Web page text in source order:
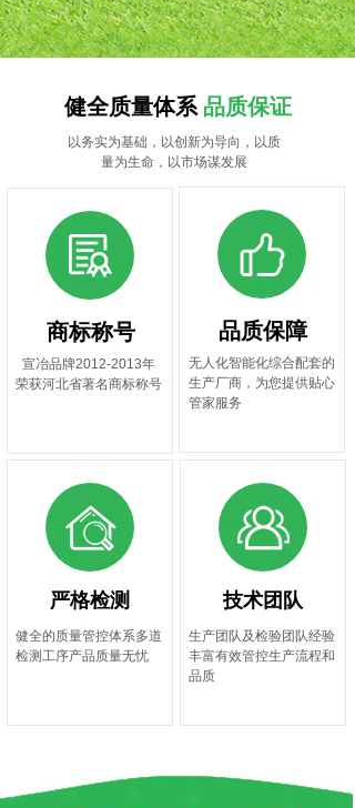
技术团队
生产团队及检验团队经验
丰富有效管控生产流程和
品质
品质保障
无人化智能化综合配套的
生产厂商，为您提供贴心
管家服务
健全的质量管控体系多道
检测工序产品质量无忧
严格检测
健全质量体系品质保证
商标称号
宣冶品牌2012-2013年
荣获河北省著名商标称号
以务实为基础，以创新为导向，以质
量为生命，以市场谋发展